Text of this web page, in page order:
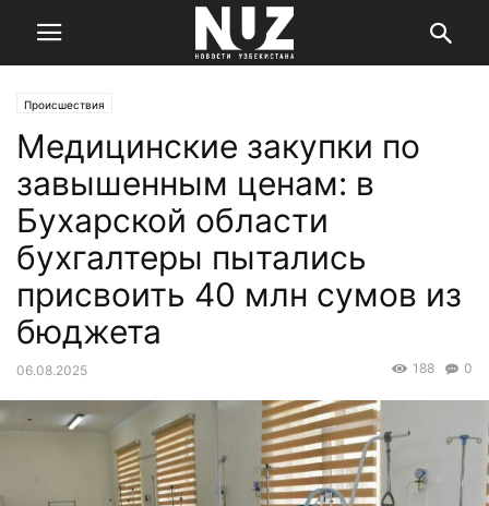
Происшествия
Медицинские закупки по
завышенным ценам: в
Бухарской области
бухгалтеры пытались
присвоить 40 млн сумов из
бюджета
06.08.2025 0
188